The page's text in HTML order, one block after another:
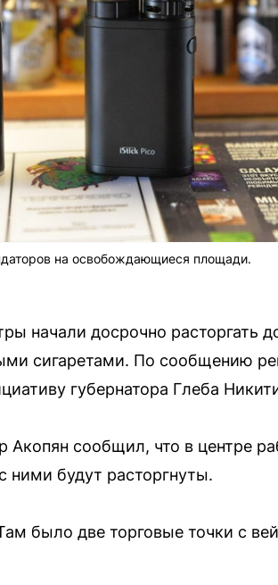
на освобождающиеся площади.
начали досрочно расторгать
сигаретами. По сообщению
губернатора Глеба
Акопян сообщил, что в центре
будут расторгнуты.
было две торговые точки с